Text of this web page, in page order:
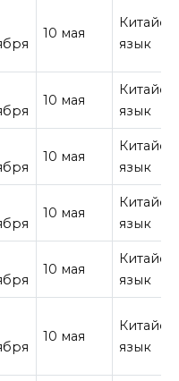
10 мая
язык
10 мая
язык
10 мая
язык
10 мая
язык
10 мая
язык
10 мая
язык